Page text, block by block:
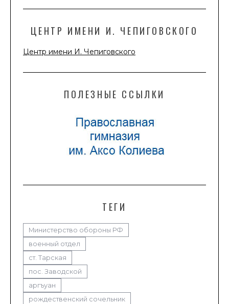
ЦЕНТР ИМЕНИ И. ЧЕПИГОВСКОГО
Центр имени И. Чепиговского
ПОЛЕЗНЫЕ ССЫЛКИ
ТЕГИ
Министерство обороны РФ
военный отдел
ст. Тарская
пос. Заводской
аргъуан
рождественский сочельник